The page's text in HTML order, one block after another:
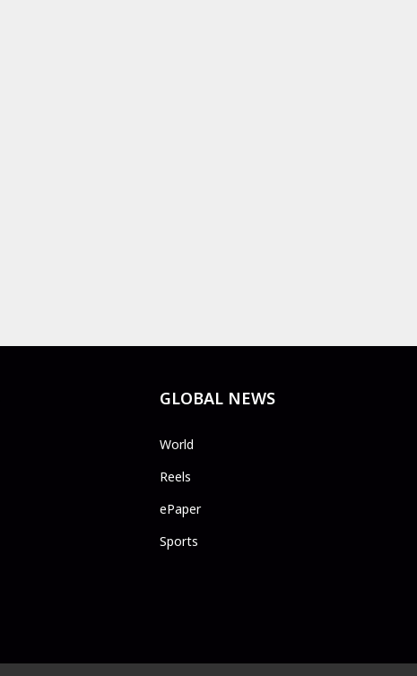
GLOBAL NEWS
World
Reels
ePaper
Sports